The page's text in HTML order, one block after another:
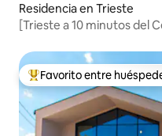
Residencia en Trieste
[Trieste a 10 minutos del
De los mejores en
Favorito entre